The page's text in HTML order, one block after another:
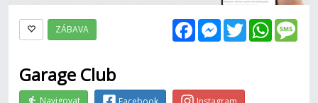
FacebookMessenger
Twitter
ZÁBAVA
Garage Club
Navigovat